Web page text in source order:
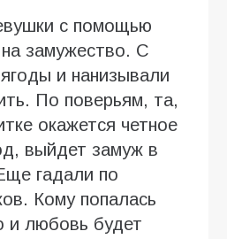
с помощью
замужество. С
и нанизывали
По поверьям, та,
окажется четное
выйдет замуж в
гадали по
Кому попалась
и любовь будет